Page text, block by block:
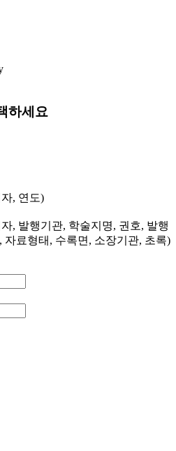
하세요
, 연도)
, 발행기관, 학술지명, 권호, 발행
자료형태, 수록면, 소장기관, 초록)